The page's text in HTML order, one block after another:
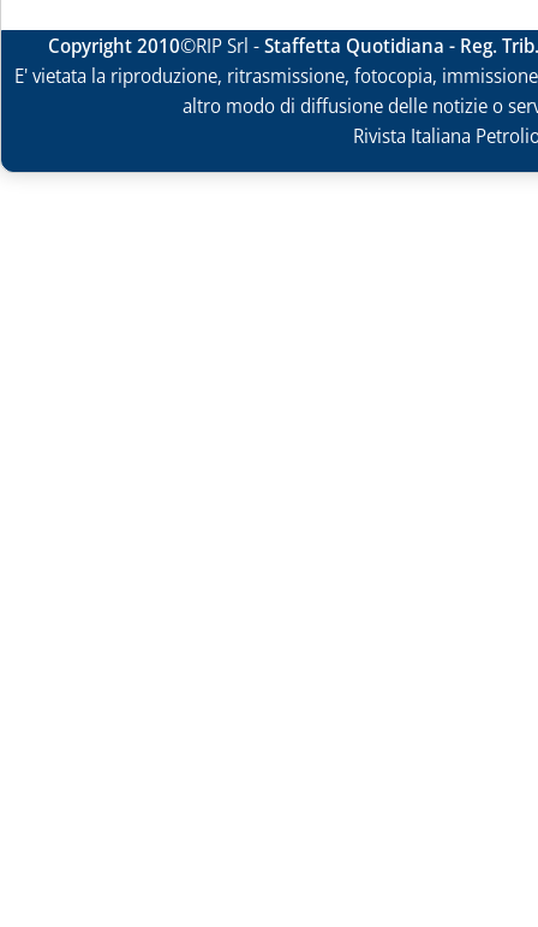
Copyright 2010©RIP Srl -Staffetta Quotidiana - Reg.
E' vietata la riproduzione, ritrasmissione, fotocopia,
altro modo di diffusione delle notizie o
Rivista Italiana